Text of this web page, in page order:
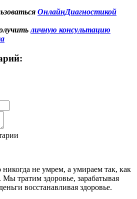
ОнлайнДиагностикой
личную консультацию
не умрем, а умираем так, как
тратим здоровье, зарабатывая
восстанавливая здоровье.